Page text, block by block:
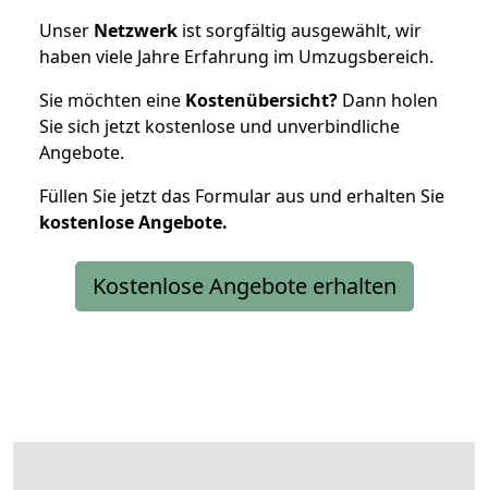
Unser Netzwerk ist sorgfältig ausgewählt, wir
haben viele Jahre Erfahrung im Umzugsbereich.
Sie möchten eine Kostenübersicht? Dann holen
Sie sich jetzt kostenlose und unverbindliche
Angebote.
Füllen Sie jetzt das Formular aus und erhalten Sie
kostenloseAngebote.
Kostenlose Angebote erhalten